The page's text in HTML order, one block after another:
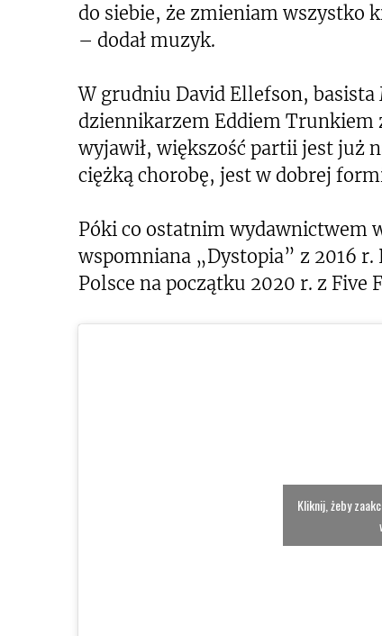
do siebie, że zmieniam wszystko
– dodał muzyk.
W grudniu David Ellefson,
dziennikarzem Eddiem Trunkiem
wyjawił, większość partii jest już
ciężką chorobę, jest w dobrej
Póki co ostatnim wydawnictwem
wspomniana „Dystopia” z 2016
Polsce na początku 2020 r. z Five
Kliknij, żeby